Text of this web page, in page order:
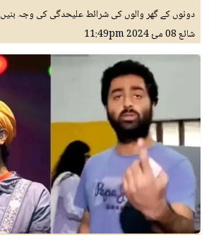
دونوں کے گھر والوں کی شرائط علیحدگی کی وجہ بنیں
شائع08 مئ 2024 11:49pm